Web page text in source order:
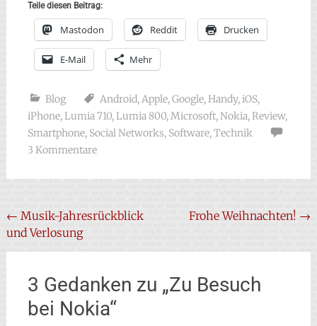
Teile diesen Beitrag:
Mastodon Reddit Drucken
E-Mail Mehr
Blog Android,Apple,Google,Handy,iOS,
iPhone,Lumia 710,Lumia 800,Microsoft,Nokia,Review,
Smartphone, Social Networks, Software,Technik
3 Kommentare
Beitragsnavigation
← Musik-Jahresrückblick
und Verlosung
Frohe Weihnachten! →
3 Gedanken zu „Zu Besuch
bei Nokia“